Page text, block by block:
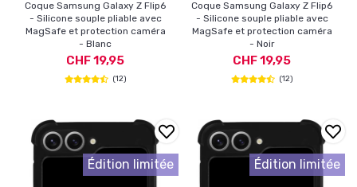
Coque Samsung Galaxy Z Flip6
- Silicone souple pliable avec
MagSafe et protection caméra
- Blanc
CHF 19,95
(12)
Coque Samsung Galaxy Z Flip6
- Silicone souple pliable avec
MagSafe et protection caméra
- Noir
CHF 19,95
(12)
Édition limitée Édition limitée